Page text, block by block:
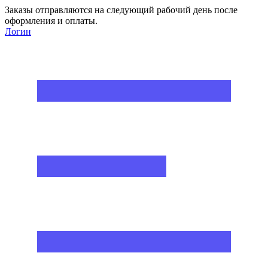
Заказы отправляются на следующий рабочий день после
оформления и оплаты.
Логин